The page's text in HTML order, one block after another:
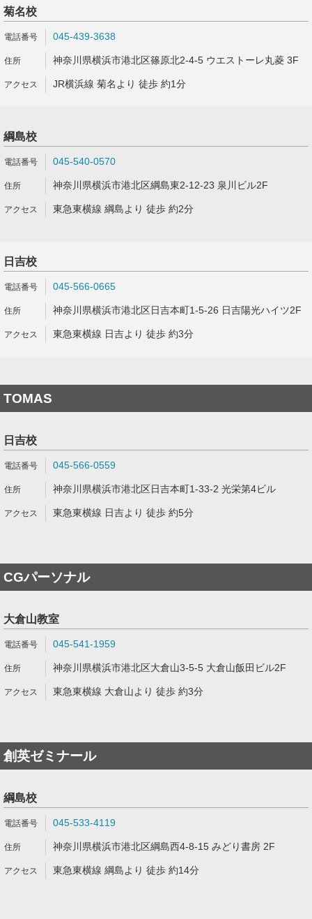
菊名校
045-439-3638
神奈川県横浜市港北区篠原北2-4-5 ウエストーレ丸菱 3F
JR横浜線 菊名より 徒歩 約1分
綱島校
045-540-0570
神奈川県横浜市港北区綱島東2-12-23 泉川ビル2F
東急東横線 綱島より 徒歩 約2分
日吉校
045-566-0665
神奈川県横浜市港北区日吉本町1-5-26 日吉陽光ハイツ2F
東急東横線 日吉より 徒歩 約3分
TOMAS
日吉校
045-566-0559
神奈川県横浜市港北区日吉本町1-33-2 光栄第4ビル
東急東横線 日吉より 徒歩 約5分
CGパーソナル
大倉山教室
045-541-1959
神奈川県横浜市港北区大倉山3-5-5 大倉山飯田ビル2F
東急東横線 大倉山より 徒歩 約3分
創英ゼミナール
綱島校
045-533-4119
神奈川県横浜市港北区綱島西4-8-15 みどり書房 2F
東急東横線 綱島より 徒歩 約14分